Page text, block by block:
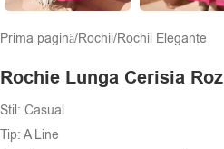
Prima pagină/Rochii/Rochii Elegante
Rochie Lunga Cerisia Roz
Stil: Casual
Tip: A Line